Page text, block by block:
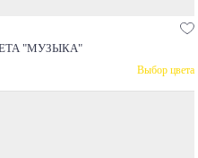
"МУЗЫКА"
Выбор цвета